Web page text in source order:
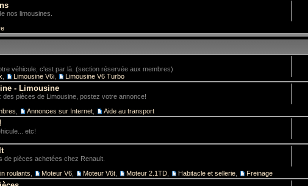
nos limousines.
véhicule, c'est par là. (section réservée aux membres)
Limousine V6i Limousine V6 Turbo
- Limousine
pièces de Limousine, postez votre annonce!
Annonces sur Internet Aide au transport
etc!
pièces achetées chez Renault.
roulants Moteur V6 Moteur V6t Moteur 2.1TD Habitacle et sellerie Freinage